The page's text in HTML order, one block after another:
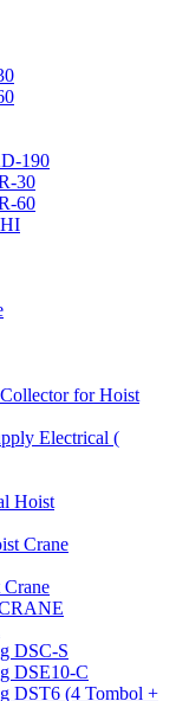
190
30
60
for Hoist
Electrical (
Hoist
Crane
DSC-S
DSE10-C
DST6 (4 Tombol +